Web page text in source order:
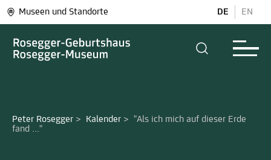
Museen und Standorte DE EN
Peter Rosegger > Kalender > "Als ich mich auf dieser Erde
fand ..."